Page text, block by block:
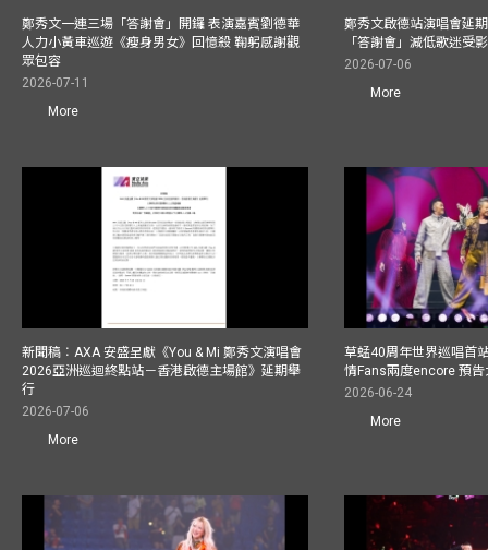
鄭秀文一連三場「答謝會」開鑼 表演嘉賓劉德華
人力小黃車巡遊《瘦身男女》回憶殺 鞠躬感謝觀
眾包容
2026-07-11
More
鄭秀文啟德站演唱會延
「答謝會」減低歌迷受
2026-07-06
More
新聞稿︰AXA 安盛呈獻《You & Mi 鄭秀文演唱會
2026亞洲巡迴終點站－香港啟德主場館》延期舉
行
2026-07-06
More
草蜢40周年世界巡唱首
情Fans兩度encore 預
2026-06-24
More